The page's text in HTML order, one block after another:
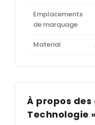
Emplacements
de marquage
Material
À propos des
Technologie